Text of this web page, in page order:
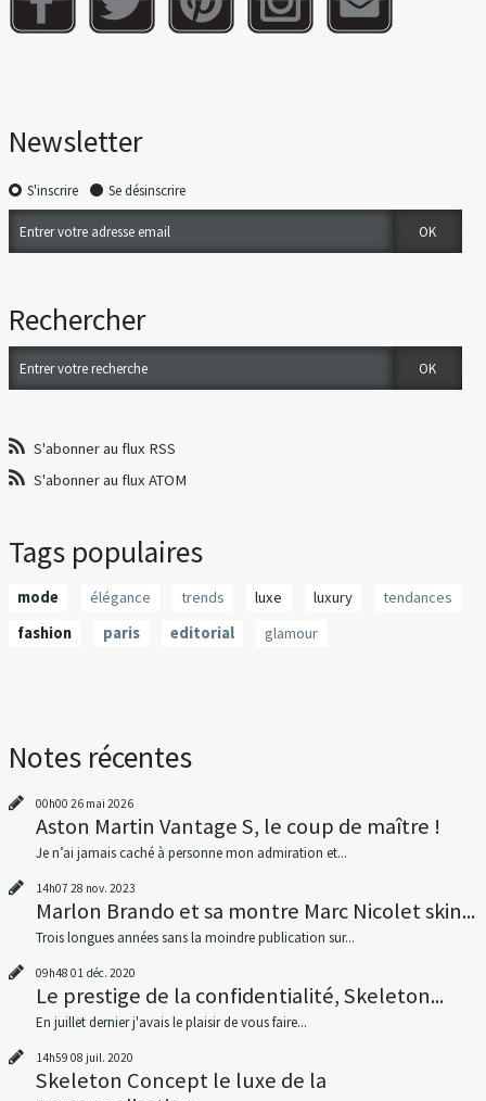
Newsletter
S'inscrire Se désinscrire
Rechercher
S'abonner au flux RSS
S'abonner au flux ATOM
Tags populaires
mode élégance trends luxe luxury
tendances
fashion
paris editorial glamour
Notes récentes
00h00 26 mai 2026
Aston Martin Vantage S, le coup de maître !
Je n’ai jamais caché à personne mon admiration et...
14h07 28 nov. 2023
Marlon Brando et sa montre Marc Nicolet skin...
Trois longues années sans la moindre publication sur...
09h48 01 déc. 2020
Le prestige de la confidentialité, Skeleton...
En juillet dernier j'avais le plaisir de vous faire...
14h59 08 juil. 2020
Skeleton Concept le luxe de la